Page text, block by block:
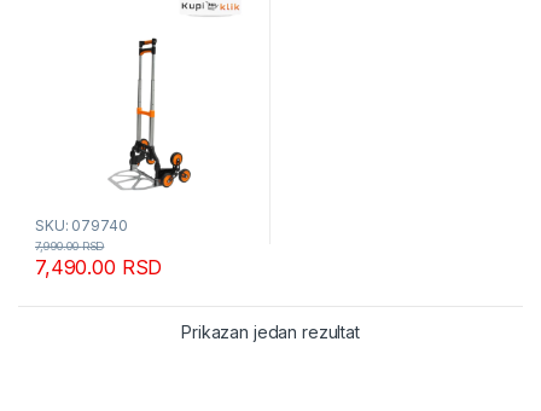
SKU: 079740
7,490.00 RSD
7,990.00RSD
Prikazan jedan rezultat